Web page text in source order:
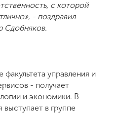
с которой
- поздравил
Сдобняков.
факультета управления и
- получает
и экономики. В
в группе